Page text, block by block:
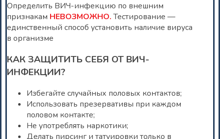
Определить ВИЧ-инфекцию по внешним
признакам НЕВОЗМОЖНО.Тестирование —
единственный способ установить наличие вируса
в организме
КАК ЗАЩИТИТЬ СЕБЯ ОТ ВИЧ-
ИНФЕКЦИИ?
Избегайте случайных половых контактов;
Использовать презервативы при каждом
половом контакте;
Не употреблять наркотики;
Делать пирсинг и татуировки только в